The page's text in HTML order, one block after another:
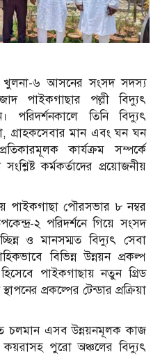
খুলনা-৬ আসনের সংসদ সদস্য
পাইকগাছার পল্লী বিদ্যুৎ
পরিদর্শনকালে তিনি বিদ্যুৎ
গ্রাহকসেবার মান এবং ঘন ঘন
কার্যক্রম সম্পর্কে
কর্মকর্তাদের প্রয়োজনীয়
পৌরসভার ৮ নম্বর
২ পরিদর্শনে গিয়ে সংসদ
ও মানসম্মত বিদ্যুৎ সেবা
বিভিন্ন উন্নয়ন প্রকল্প
পাইকগাছায় নতুন গ্রিড
প্রকল্পের টেন্ডার প্রক্রিয়া
চলমান এসব উন্নয়নমূলক কাজ
কয়রাসহ পুরো অঞ্চলের বিদ্যুৎ